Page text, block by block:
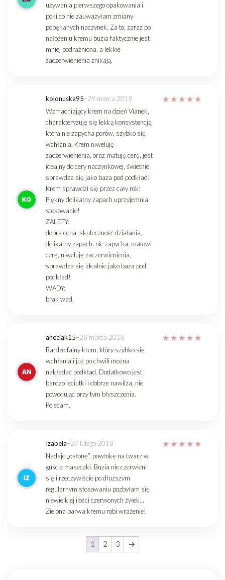
używania pierwszego opakowania i
póki co nie zauważyłam zmiany
popękanych naczynek. Za to, zaraz po
nałożeniu kremu buzia faktycznie jest
mniej podrażniona, a lekkie
zaczerwienienia znikają.
kolonuska95–29 marca 2018
Wzmacniający krem na dzień Vianek,
charakteryzuję się lekką konsystencją,
która nie zapycha porów, szybko się
wchłania. Krem niweluję
zaczerwienienia, oraz matuję cerę, jest
idealny do cery naczynkowej, świetnie
sprawdza się jako baza pod podkład!
Krem sprawdzi się przez cały rok!
Piękny delikatny zapach uprzyjemnia
stosowanie!
ZALETY:
dobra cena, skuteczność działania,
delikatny zapach, nie zapycha, matowi
cerę, niweluję zaczerwienienia,
sprawdza się idealnie jako baza pod
podkład!
WADY:
brak wad.
aneciak15–28 marca 2018
Bardzo fajny krem, który szybko się
wchłania i już po chwili można
nakładać podkład. Dodatkowo jest
bardzo leciutki i dobrze nawilża, nie
powodując przy tym błyszczenia.
Polecam.
Izabela–27 lutego 2018
Nadaje „osłonę”, powłokę na twarz w
guście maseczki. Buzia nie czerwieni
się i rzeczywiście po dłuższym
regularnym stosowaniu pozbyłam się
niewielkiej ilości czerwonych żyłek…
Zielona barwa kremu robi wrażenie!
1 2 3 →